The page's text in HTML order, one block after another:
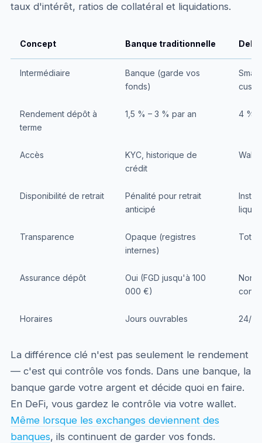
taux d'intérêt, ratios de collatéral et liquidations.
Concept Banque traditionnelle DeFi
Intermédiaire
Banque (garde vos
fonds)
Rendement dépôt à
terme
1,5 % – 3 % par an 4 %
Accès
KYC, historique de
crédit
Disponibilité de retrait
Pénalité pour retrait
anticipé
Transparence
Opaque (registres
internes)
Assurance dépôt
Oui (FGD jusqu'à 100
000 €)
Non
Horaires Jours ouvrables 24/7/
La différence clé n'est pas seulement le rendement
— c'est qui contrôle vos fonds. Dans une banque, la
banque garde votre argent et décide quoi en faire.
En DeFi, vous gardez le contrôle via votre wallet.
Même lorsque les exchanges deviennent des
banques, ils continuent de garder vos fonds.